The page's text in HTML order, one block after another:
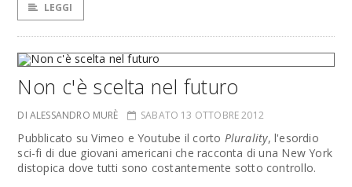
LEGGI
Non c'è scelta nel futuro
DI ALESSANDRO MURÈ SABATO 13 OTTOBRE 2012
Pubblicato su Vimeo e Youtube il corto Plurality, l'esordio
sci-fi di due giovani americani che racconta di una New York
distopica dove tutti sono costantemente sotto controllo.